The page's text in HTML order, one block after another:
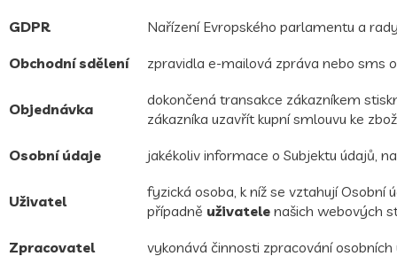
GDPR Nařízení Evropského parlamentu a
Obchodní sdělení zpravidla e-mailová zpráva nebo sms
Objednávka
dokončená transakce zákazníkem
zákazníka uzavřít kupní smlouvu ke
Osobní údaje jakékoliv informace o Subjektu údajů,
Uživatel
fyzická osoba, k níž se vztahují Osobní
případně uživatele našich webových
Zpracovatel vykonává činnosti zpracování